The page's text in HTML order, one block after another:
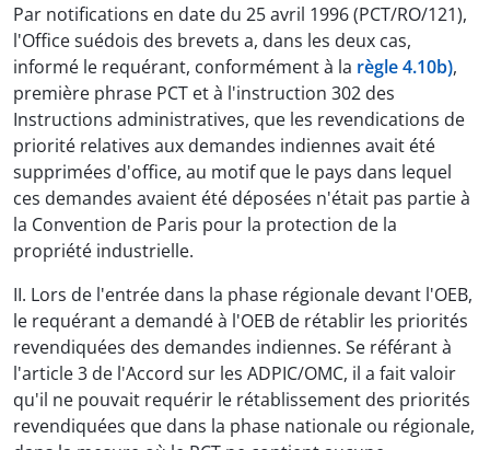
Par notifications en date du 25 avril 1996 (PCT/RO/121),
l'Office suédois des brevets a, dans les deux cas,
informé le requérant, conformément à la règle 4.10b),
première phrase PCT et à l'instruction 302 des
Instructions administratives, que les revendications de
priorité relatives aux demandes indiennes avait été
supprimées d'office, au motif que le pays dans lequel
ces demandes avaient été déposées n'était pas partie à
la Convention de Paris pour la protection de la
propriété industrielle.
II. Lors de l'entrée dans la phase régionale devant l'OEB,
le requérant a demandé à l'OEB de rétablir les priorités
revendiquées des demandes indiennes. Se référant à
l'article 3 de l'Accord sur les ADPIC/OMC, il a fait valoir
qu'il ne pouvait requérir le rétablissement des priorités
revendiquées que dans la phase nationale ou régionale,